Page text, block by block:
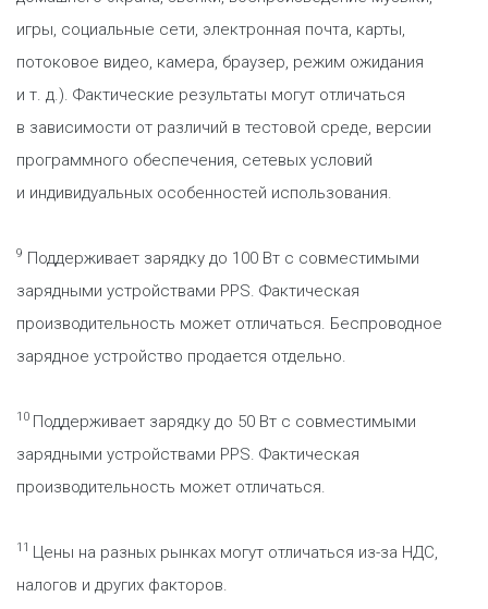
игры, социальные сети, электронная почта, карты,
потоковое видео, камера, браузер, режим ожидания
и т. д.). Фактические результаты могут отличаться
в зависимости от различий в тестовой среде, версии
программного обеспечения, сетевых условий
и индивидуальных особенностей использования.
9 Поддерживает зарядку до 100 Вт с совместимыми
зарядными устройствами PPS. Фактическая
производительность может отличаться. Беспроводное
зарядное устройство продается отдельно.
10 Поддерживает зарядку до 50 Вт с совместимыми
зарядными устройствами PPS. Фактическая
производительность может отличаться.
11 Цены на разных рынках могут отличаться из-за НДС,
налогов и других факторов.